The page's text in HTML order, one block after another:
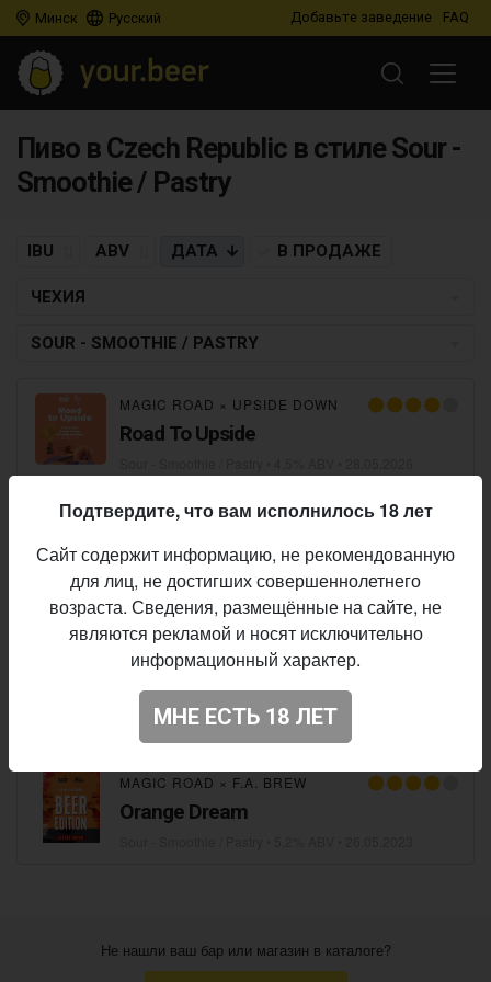
Минск Русский Добавьте заведение FAQ
Пиво в Czech Republic в стиле Sour -
Smoothie / Pastry
IBU ABV ДАТА В ПРОДАЖЕ
ЧЕХИЯ
SOUR - SMOOTHIE / PASTRY
MAGIC ROAD × UPSIDE DOWN
Road To Upside
Gelato: Berry Cheesecake Turnover
Sour - Smoothie / Pastry• 5,5% ABV •08.10.2025
BROWAR NEPOMUCEN×THE BARN BEER CO.
Smoothie Bowl: Forest Fruits
Sour - Smoothie / Pastry • 5,3% ABV •
MAGIC ROAD × F.A. BREW
Orange Dream
Не нашли ваш бар или магазин в каталоге?
Подтвердите, что вам исполнилось 18 лет
Сайт содержит информацию, не рекомендованную
для лиц, не достигших совершеннолетнего
возраста. Сведения, размещённые на сайте, не
являются рекламой и носят исключительно
информационный характер.
МНЕ ЕСТЬ 18 ЛЕТ